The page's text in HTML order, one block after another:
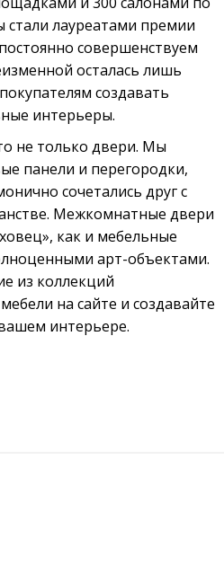
лауреатами премии
совершенствуем
осталась лишь
создавать
интерьеры.
не только двери. Мы
панели и перегородки,
сочетались друг с
Межкомнатные двери
как и мебельные
арт-объектами.
из коллекций
на сайте и создавайте
интерьере.